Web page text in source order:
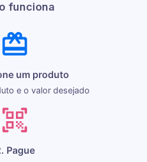
funciona
um produto
e o valor desejado
Pague